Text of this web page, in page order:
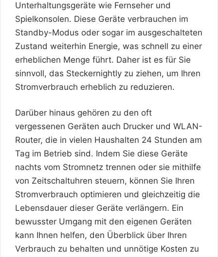
Unterhaltungsgeräte wie Fernseher und
Spielkonsolen. Diese Geräte verbrauchen im
Standby-Modus oder sogar im ausgeschalteten
Zustand weiterhin Energie, was schnell zu einer
erheblichen Menge führt. Daher ist es für Sie
sinnvoll, das Steckernightly zu ziehen, um Ihren
Stromverbrauch erheblich zu reduzieren.
Darüber hinaus gehören zu den oft
vergessenen Geräten auch Drucker und WLAN-
Router, die in vielen Haushalten 24 Stunden am
Tag im Betrieb sind. Indem Sie diese Geräte
nachts vom Stromnetz trennen oder sie mithilfe
von Zeitschaltuhren steuern, können Sie Ihren
Stromverbrauch optimieren und gleichzeitig die
Lebensdauer dieser Geräte verlängern. Ein
bewusster Umgang mit den eigenen Geräten
kann Ihnen helfen, den Überblick über Ihren
Verbrauch zu behalten und unnötige Kosten zu